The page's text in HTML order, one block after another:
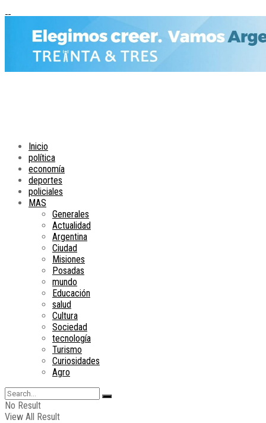
Inicio
política
economía
deportes
policiales
MAS
Generales
Actualidad
Argentina
Ciudad
Misiones
Posadas
mundo
Educación
salud
Cultura
Sociedad
tecnología
Turismo
Curiosidades
Agro
No Result
View All Result